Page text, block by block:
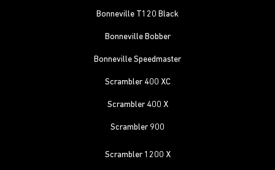
Bonneville T120 Black
Bonneville Bobber
Bonneville Speedmaster
Scrambler 400 XC
Scrambler 400 X
Scrambler 900
Scrambler 1200 X